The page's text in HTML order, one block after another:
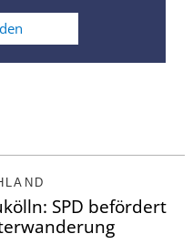
SPD befördert